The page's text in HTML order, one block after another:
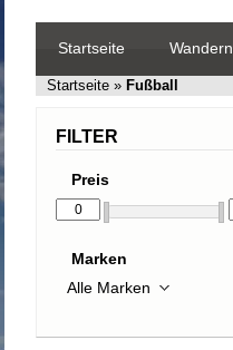
Startseite Wandern
Startseite » Fußball
FILTER
Preis
Marken